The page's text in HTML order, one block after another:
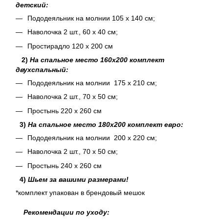
детский:
Пододеяльник на молнии 105 х 140 см;
Наволочка 2 шт., 60 х 40 см;
Простирадло 120 х 200 см
2) На спальное место 160х200 комплект
двухспальный:
Пододеяльник на молнии 175 х 210 см;
Наволочка 2 шт., 70 х 50 см;
Простынь 220 х 260 см
3) На спальное место 180х200 комплект евро:
Пододеяльник на молнии 200 х 220 см;
Наволочка 2 шт., 70 х 50 см;
Простынь 240 х 260 см
4) Шьем за вашими размерами!
*комплект упакован в брендовый мешок
Рекомендации по уходу: